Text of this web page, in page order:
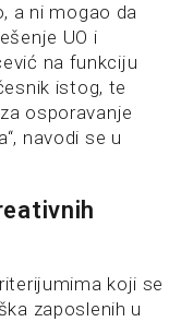
a ni mogao da
UO i
na funkciju
istog, te
osporavanje
navodi se u
koji se
zaposlenih u